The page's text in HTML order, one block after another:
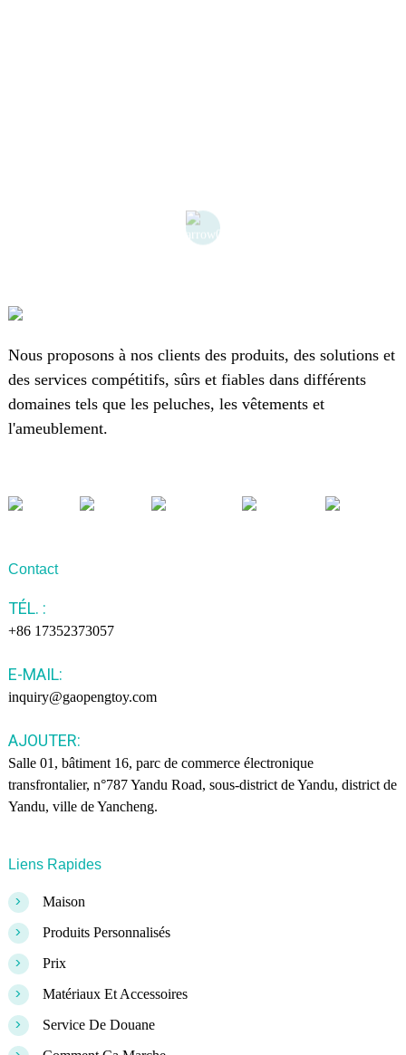
Nous proposons à nos clients des produits, des solutions et
des services compétitifs, sûrs et fiables dans différents
domaines tels que les peluches, les vêtements et
l'ameublement.
Contact
TÉL. :
+86 17352373057
E-MAIL:
inquiry@gaopengtoy.com
AJOUTER:
Salle 01, bâtiment 16, parc de commerce électronique
transfrontalier, n°787 Yandu Road, sous-district de Yandu, district de
Yandu, ville de Yancheng.
Liens Rapides
> Maison
> Produits Personnalisés
> Prix
> Matériaux Et Accessoires
> Service De Douane